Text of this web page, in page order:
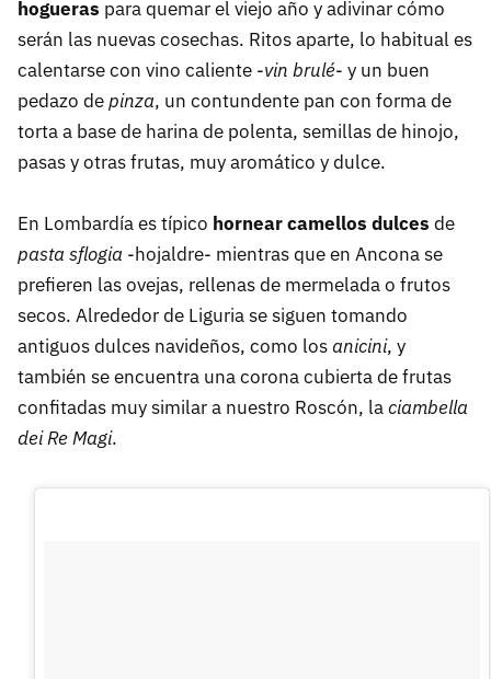
hogueras para quemar el viejo año y adivinar cómo
serán las nuevas cosechas. Ritos aparte, lo habitual es
calentarse con vino caliente -vin brulé- y un buen
pedazo depinza, un contundente pan con forma de
torta a base de harina de polenta, semillas de hinojo,
pasas y otras frutas, muy aromático y dulce.
En Lombardía es típico hornear camellos dulces de
pasta sflogia -hojaldre- mientras que en Ancona se
prefieren las ovejas, rellenas de mermelada o frutos
secos. Alrededor de Liguria se siguen tomando
antiguos dulces navideños, como losanicini, y
también se encuentra una corona cubierta de frutas
confitadas muy similar a nuestro Roscón, laciambella
dei Re Magi.